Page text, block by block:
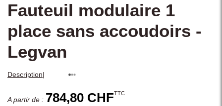
Fauteuil modulaire 1
place sans accoudoirs -
Legvan
Description|
A partir de : 784,80 CHFTTC